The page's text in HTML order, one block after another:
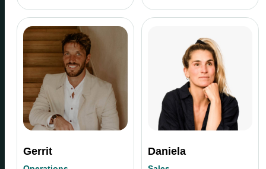
Gerrit Daniela